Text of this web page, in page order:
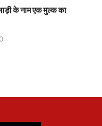
के नाम एक मुल्क का